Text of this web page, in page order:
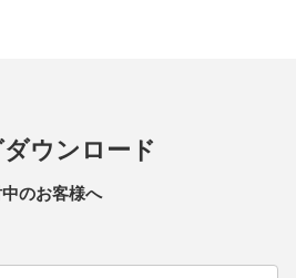
ウンロード
のお客様へ